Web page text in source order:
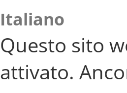
Italiano
Questo sito
attivato.